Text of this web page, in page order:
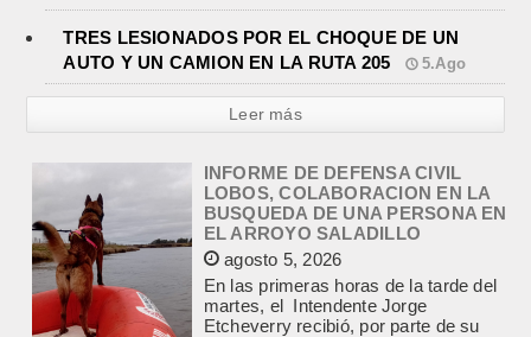
TRES LESIONADOS POR EL CHOQUE DE UN
AUTO Y UN CAMION EN LA RUTA 205
5.Ago
Leer más
INFORME DE DEFENSA CIVIL
LOBOS, COLABORACION EN LA
BUSQUEDA DE UNA PERSONA EN
EL ARROYO SALADILLO
agosto 5, 2026
En las primeras horas de la tarde del
martes, el Intendente Jorge
Etcheverry recibió, por parte de su